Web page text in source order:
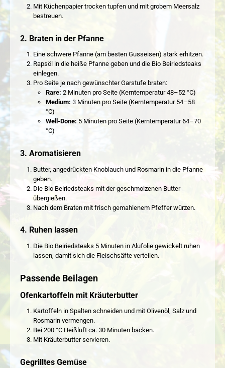
Mit Küchenpapier trocken tupfen und mit grobem Meersalz
bestreuen.
2. Braten in der Pfanne
Eine schwere Pfanne (am besten Gusseisen) stark erhitzen.
Rapsöl in die heiße Pfanne geben und die Bio Beiriedsteaks
einlegen.
Pro Seite je nach gewünschter Garstufe braten:
Rare: 2 Minuten pro Seite (Kerntemperatur 48–52 °C)
Medium: 3 Minuten pro Seite (Kerntemperatur 54–58
°C)
Well-Done: 5 Minuten pro Seite (Kerntemperatur 64–70
°C)
3. Aromatisieren
Butter, angedrückten Knoblauch und Rosmarin in die Pfanne
geben.
Die Bio Beiriedsteaks mit der geschmolzenen Butter
übergießen.
Nach dem Braten mit frisch gemahlenem Pfeffer würzen.
4. Ruhen lassen
Die Bio Beiriedsteaks 5 Minuten in Alufolie gewickelt ruhen
lassen, damit sich die Fleischsäfte verteilen.
Passende Beilagen
Ofenkartoffeln mit Kräuterbutter
Kartoffeln in Spalten schneiden und mit Olivenöl, Salz und
Rosmarin vermengen.
Bei 200 °C Heißluft ca. 30 Minuten backen.
Mit Kräuterbutter servieren.
Gegrilltes Gemüse